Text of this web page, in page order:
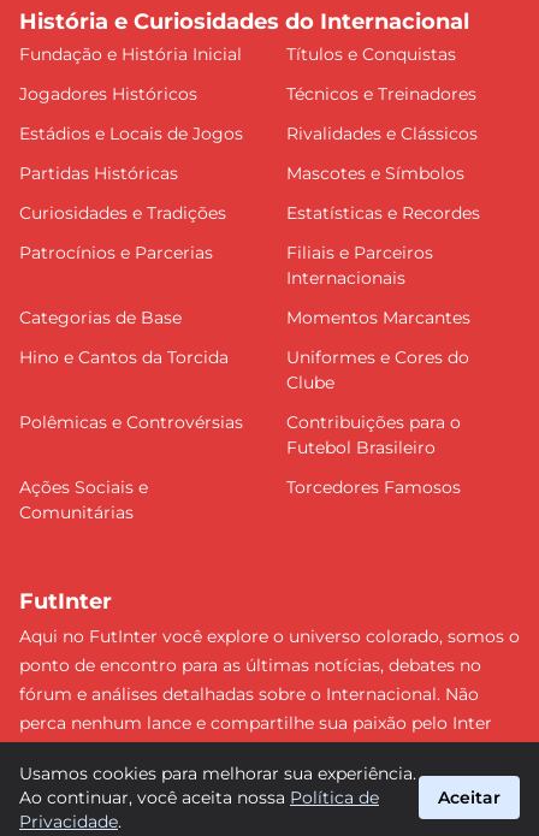
História e Curiosidades do Internacional
Fundação e História Inicial
Títulos e Conquistas
Jogadores Históricos
Técnicos e Treinadores
Estádios e Locais de Jogos
Rivalidades e Clássicos
Partidas Históricas
Mascotes e Símbolos
Curiosidades e Tradições
Estatísticas e Recordes
Patrocínios e Parcerias
Filiais e Parceiros
Internacionais
Categorias de Base
Momentos Marcantes
Hino e Cantos da Torcida
Uniformes e Cores do
Clube
Polêmicas e Controvérsias
Contribuições para o
Futebol Brasileiro
Ações Sociais e
Comunitárias
Torcedores Famosos
FutInter
Aqui no FutInter você explore o universo colorado, somos o
ponto de encontro para as últimas notícias, debates no
fórum e análises detalhadas sobre o Internacional. Não
perca nenhum lance e compartilhe sua paixão pelo Inter
parte dessa jornada emocionante rumo às vitórias!
#Internacional #FutInter
Usamos cookies para melhorar sua experiência.
Ao continuar, você aceita nossa Política de
Privacidade.
Aceitar